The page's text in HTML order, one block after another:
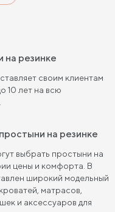
на резинке
своим клиентам
10 лет на всю
на резинке
выбрать простыни на
цены и комфорта. В
широкий модельный
матрасов,
и аксессуаров для